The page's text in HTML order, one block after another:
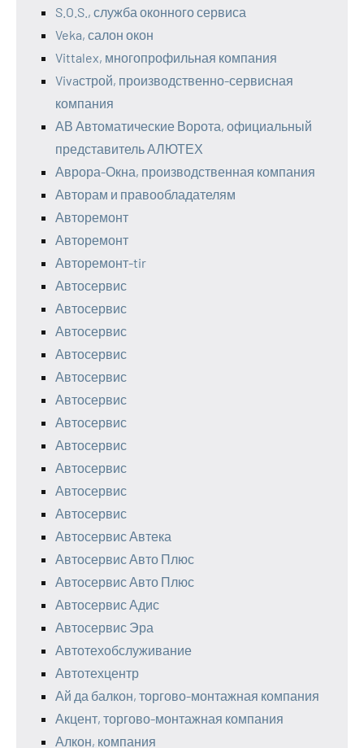
S.O.S., служба оконного сервиса
Veka, салон окон
Vittalex, многопрофильная компания
Vivaстрой, производственно-сервисная
компания
АВ Автоматические Ворота, официальный
представитель АЛЮТЕХ
Аврора-Окна, производственная компания
Авторам и правообладателям
Авторемонт
Авторемонт
Авторемонт-tir
Автосервис
Автосервис
Автосервис
Автосервис
Автосервис
Автосервис
Автосервис
Автосервис
Автосервис
Автосервис
Автосервис
Автосервис Автека
Автосервис Авто Плюс
Автосервис Авто Плюс
Автосервис Адис
Автосервис Эра
Автотехобслуживание
Автотехцентр
Ай да балкон, торгово-монтажная компания
Акцент, торгово-монтажная компания
Алкон, компания